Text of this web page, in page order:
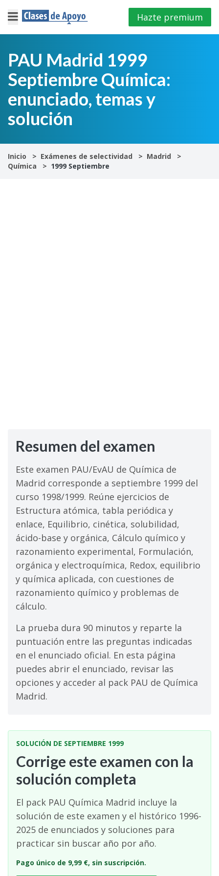
×
Iniciar
sesión
4º
E.S.O
1º
Bachillerato
Hazte premium
PAU Madrid 1999
Septiembre Química:
enunciado, temas y
solución
Inicio Exámenes de selectividad
Madrid
Química
1999 Septiembre
Resumen del examen
Este examen PAU/EvAU de Química de
Madrid corresponde a septiembre 1999 del
curso 1998/1999. Reúne ejercicios de
Estructura atómica, tabla periódica y
enlace, Equilibrio, cinética, solubilidad,
ácido-base y orgánica, Cálculo químico y
razonamiento experimental, Formulación,
orgánica y electroquímica, Redox, equilibrio
y química aplicada, con cuestiones de
razonamiento químico y problemas de
cálculo.
La prueba dura 90 minutos y reparte la
puntuación entre las preguntas indicadas
en el enunciado oficial. En esta página
puedes abrir el enunciado, revisar las
opciones y acceder al pack PAU de Química
Madrid.
SOLUCIÓN DE SEPTIEMBRE 1999
Corrige este examen con la
solución completa
El pack PAU Química Madrid incluye la
solución de este examen y el histórico 1996-
2025 de enunciados y soluciones para
practicar sin buscar año por año.
Pago único de 9,99 €, sin suscripción.